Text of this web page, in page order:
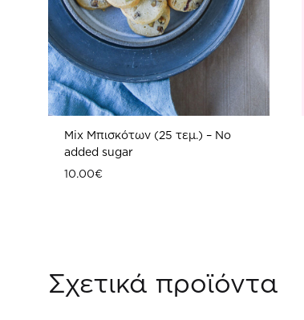
Mix Μπισκότων (25 τεμ.) – No
added sugar
10.00€
WISHLIST
Σχετικά προϊόντα